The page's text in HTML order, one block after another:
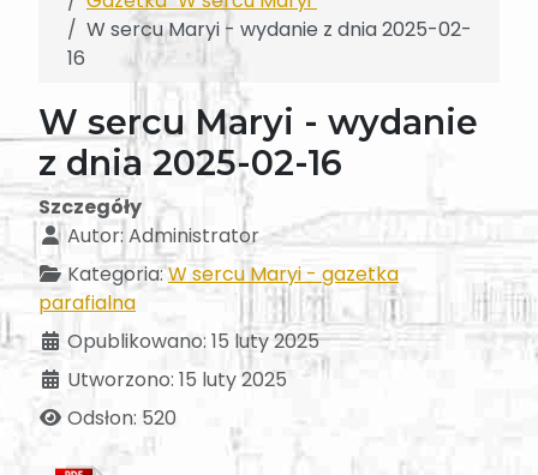
W sercu Maryi - wydanie z dnia 2025-02-
16
W sercu Maryi - wydanie
z dnia 2025-02-16
Szczegóły
Autor: Administrator
Kategoria:W sercu Maryi - gazetka
parafialna
Opublikowano: 15 luty 2025
Utworzono: 15 luty 2025
Odsłon: 520